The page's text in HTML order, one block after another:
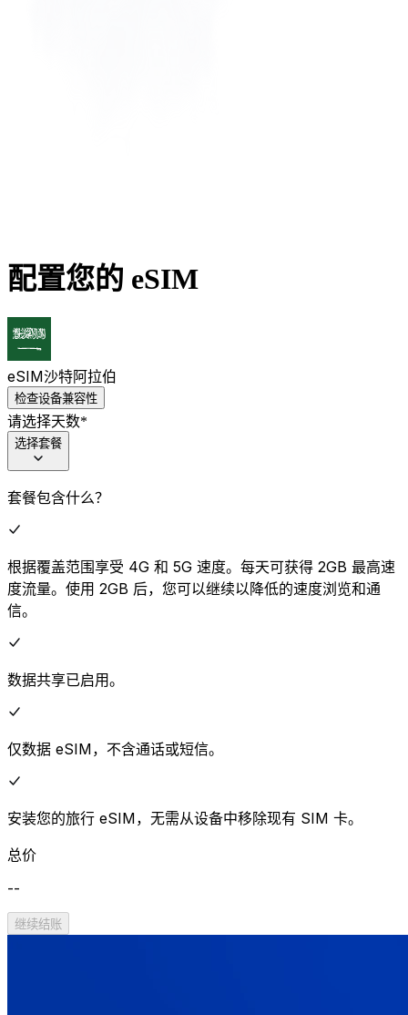
配置您的 eSIM
eSIM沙特阿拉伯
检查设备兼容性
请选择天数*
选择套餐
套餐包含什么？
根据覆盖范围享受 4G 和 5G 速度。每天可获得 2GB 最高速
度流量。使用 2GB 后，您可以继续以降低的速度浏览和通
信。
数据共享已启用。
仅数据 eSIM，不含通话或短信。
安装您的旅行 eSIM，无需从设备中移除现有 SIM 卡。
总价
--
继续结账